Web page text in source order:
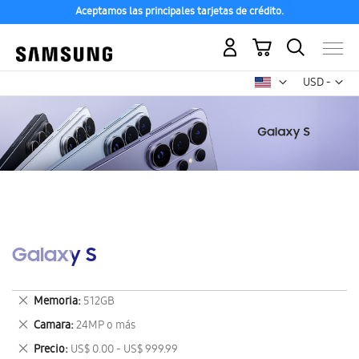
Aceptamos las principales tarjetas de crédito.
USD -
dólar
Mi carrito
Galaxy S
Memoria 512GB
Eliminar
este
artículo
Camara 24MP o más
Eliminar
este
Precio US$ 0.00 - US$ 999.99
Eliminar